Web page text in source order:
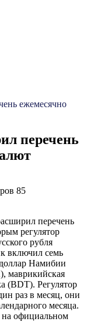
ежемесячно
перечень
85
перечень
регулятор
рубля
включил семь
Намибии
маврикийская
(BDT). Регулятор
раз в месяц, они
месяца.
официальном